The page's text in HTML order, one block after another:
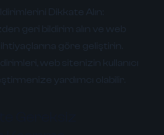
Dikkate Alın:
geri bildirim alın ve web
göre geliştirin.
web sitenizin kullanıcı
yardımcı olabilir.